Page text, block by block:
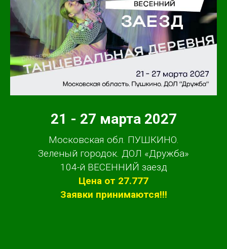
21 - 27 марта 2027
Московская обл. ПУШКИНО.
Зеленый городок. ДОЛ «Дружба»
104-й ВЕСЕННИЙ заезд
Цена от 27.777
Заявки принимаются!!!